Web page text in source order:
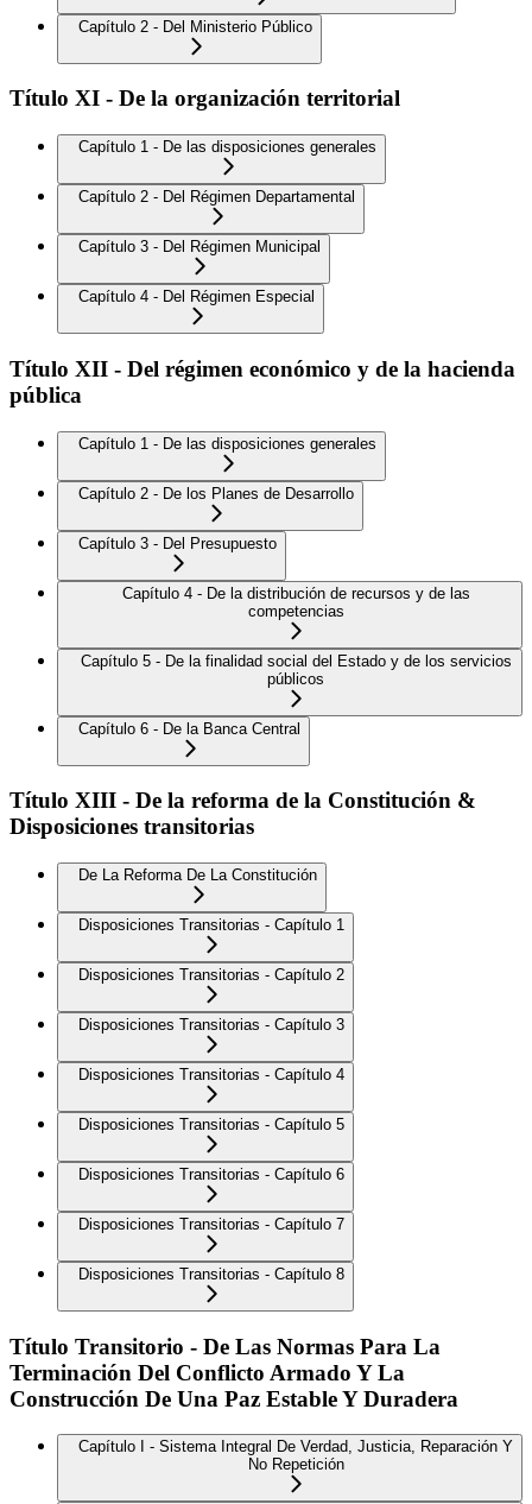
Capítulo 2 - Del Ministerio Público
Título XI - De la organización territorial
Capítulo 1 - De las disposiciones generales
Capítulo 2 - Del Régimen Departamental
Capítulo 3 - Del Régimen Municipal
Capítulo 4 - Del Régimen Especial
Título XII - Del régimen económico y de la hacienda
pública
Capítulo 1 - De las disposiciones generales
Capítulo 2 - De los Planes de Desarrollo
Capítulo 3 - Del Presupuesto
Capítulo 4 - De la distribución de recursos y de las
competencias
Capítulo 5 - De la finalidad social del Estado y de los servicios
públicos
Capítulo 6 - De la Banca Central
Título XIII - De la reforma de la Constitución &
Disposiciones transitorias
De La Reforma De La Constitución
Disposiciones Transitorias - Capítulo 1
Disposiciones Transitorias - Capítulo 2
Disposiciones Transitorias - Capítulo 3
Disposiciones Transitorias - Capítulo 4
Disposiciones Transitorias - Capítulo 5
Disposiciones Transitorias - Capítulo 6
Disposiciones Transitorias - Capítulo 7
Disposiciones Transitorias - Capítulo 8
Título Transitorio - De Las Normas Para La
Terminación Del Conflicto Armado Y La
Construcción De Una Paz Estable Y Duradera
Capítulo I - Sistema Integral De Verdad, Justicia, Reparación Y
No Repetición